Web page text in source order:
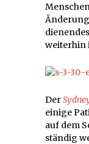
weiterhin
Der
einige
auf dem
ständig